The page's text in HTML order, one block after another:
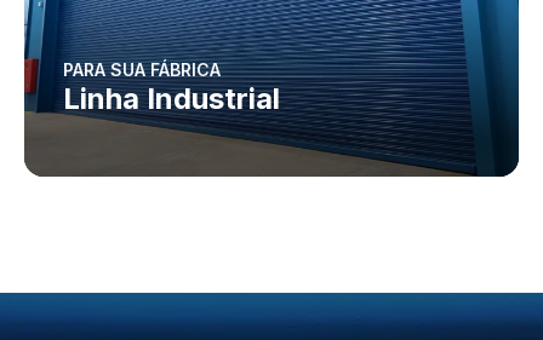
PARA SUA FÁBRICA
Linha Industrial